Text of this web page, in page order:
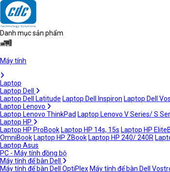
Danh mục sản phẩm
Máy tính
Laptop
Laptop Dell
Laptop Dell Latitude Laptop Dell Inspiron Laptop Dell
Laptop Lenovo
Laptop Lenovo ThinkPad Laptop Lenovo V Series/ S
Laptop HP
Laptop HP ProBook Laptop HP 14s, 15s Laptop HP
OmniBook Laptop HP ZBook Laptop HP 240/ 240R
Laptop Asus
PC - Máy tính đồng bộ
Máy tính để bàn Dell
Máy tính để bàn Dell OptiPlex Máy tính để bàn Dell